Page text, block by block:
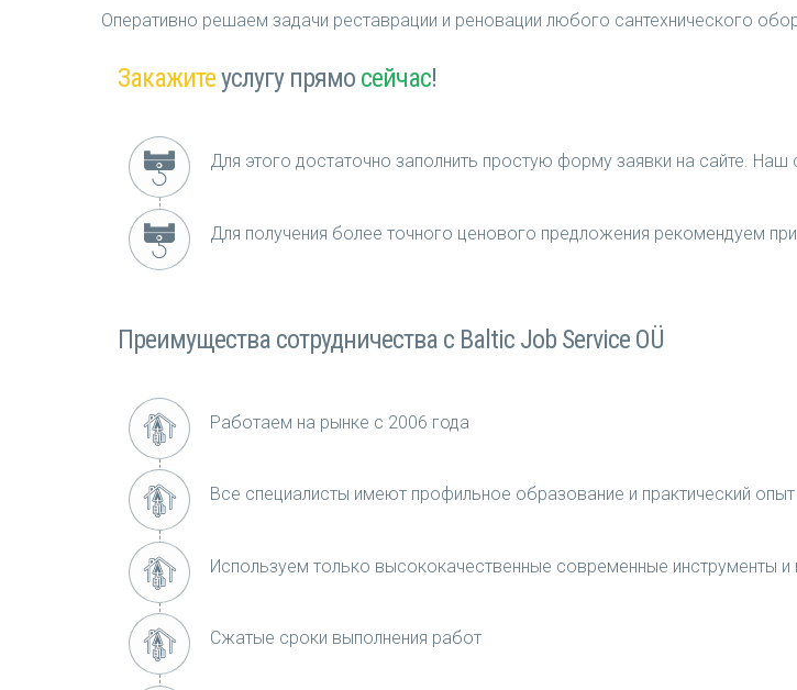
Оперативно решаем задачи реставрации и реновации любого сантехнического
Закажитеуслугу прямо сейчас!
Для этого достаточно заполнить простую форму заявки на сайте.
Для получения более точного ценового предложения рекомендуем
Преимущества сотрудничества с Baltic Job Service OÜ
Работаем на рынке с 2006 года
Все специалисты имеют профильное образование и практический
Используем только высококачественные современные инструменты и
Сжатые сроки выполнения работ